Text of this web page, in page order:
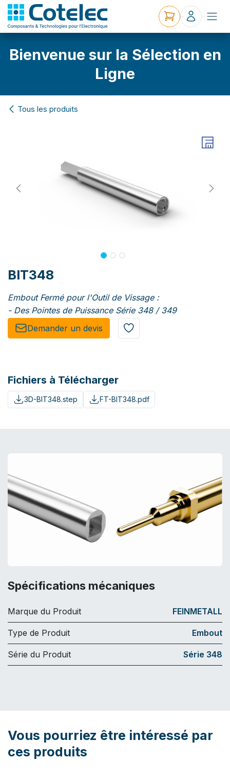
Bienvenue sur la Sélection en
Ligne
Tous les produits
BIT348
Embout Fermé pour l'Outil de Vissage :
- Des Pointes de Puissance Série 348 / 349
Demander un de​​vis​​
Fichiers à Télécharger
3D-BIT348.step FT-BIT348.pdf
Spécifications mécaniques
Marque du Produit FEINMETALL
Type de Produit Embout
Série du Produit Série 348
Vous pourriez être intéressé par
ces produits